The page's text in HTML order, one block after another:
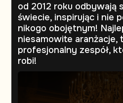
od 2012 roku odbywają
świecie, inspirując i nie
nikogo obojętnym!
niesamowite aranżacje,
profesjonalny zespół,
robi!